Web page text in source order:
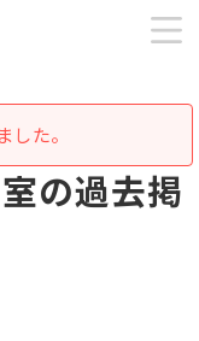
た。
の過去掲